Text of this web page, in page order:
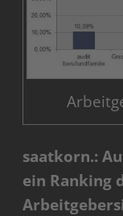
saatkorn.:
ein Ranking